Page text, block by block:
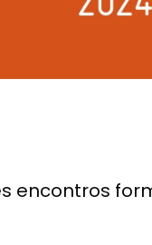
encontros